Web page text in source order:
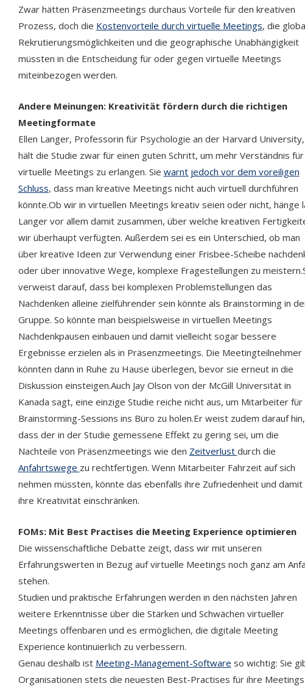
Zwar hätten Präsenzmeetings durchaus Vorteile für den kreativen
Prozess, doch die Kostenvorteile durch virtuelle Meetings, die
Rekrutierungsmöglichkeiten und die geographische Unabhängigkeit
müssten in die Entscheidung für oder gegen virtuelle Meetings
miteinbezogen werden.
Andere Meinungen: Kreativität fördern durch die richtigen
Meetingformate
Ellen Langer, Professorin für Psychologie an der Harvard University,
hält die Studie zwar für einen guten Schritt, um mehr Verständnis für
virtuelle Meetings zu erlangen. Sie warnt jedoch vor dem voreiligen
Schluss, dass man kreative Meetings nicht auch virtuell durchführen
könnte.Ob wir in virtuellen Meetings kreativ seien oder nicht, hänge
Langer vor allem damit zusammen, über welche kreativen
wir überhaupt verfügten. Außerdem sei es ein Unterschied, ob man
über kreative Ideen zur Verwendung einer Frisbee-Scheibe
oder über innovative Wege, komplexe Fragestellungen zu
verweist darauf, dass bei komplexen Problemstellungen das
Nachdenken alleine zielführender sein könnte als Brainstorming in
Gruppe. So könnte man beispielsweise in virtuellen Meetings
Nachdenkpausen einbauen und damit vielleicht sogar bessere
Ergebnisse erzielen als in Präsenzmeetings. Die Meetingteilnehmer
könnten dann in Ruhe zu Hause überlegen, bevor sie erneut in die
Diskussion einsteigen.Auch Jay Olson von der McGill Universität in
Kanada sagt, eine einzige Studie reiche nicht aus, um Mitarbeiter für
Brainstorming-Sessions ins Büro zu holen.Er weist zudem darauf hin,
dass der in der Studie gemessene Effekt zu gering sei, um die
Nachteile von Präsenzmeetings wie den Zeitverlust durch die
Anfahrtswege zu rechtfertigen. Wenn Mitarbeiter Fahrzeit auf sich
nehmen müssten, könnte das ebenfalls ihre Zufriedenheit und damit
ihre Kreativität einschränken.
FOMs: Mit Best Practises die Meeting Experience optimieren
Die wissenschaftliche Debatte zeigt, dass wir mit unseren
Erfahrungswerten in Bezug auf virtuelle Meetings noch ganz am
stehen.
Studien und praktische Erfahrungen werden in den nächsten Jahren
weitere Erkenntnisse über die Stärken und Schwächen virtueller
Meetings offenbaren und es ermöglichen, die digitale Meeting
Experience kontinuierlich zu verbessern.
Genau deshalb ist Meeting-Management-Software so wichtig: Sie
Organisationen stets die neuesten Best-Practises für ihre